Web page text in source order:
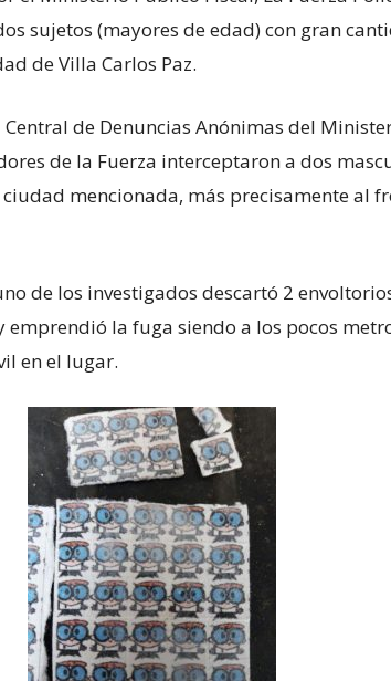
sujetos (mayores de edad) con gran
de Villa Carlos Paz.
de Denuncias Anónimas del
de la Fuerza interceptaron a dos
mencionada, más precisamente al
de los investigados descartó 2
la fuga siendo a los pocos
en el lugar.